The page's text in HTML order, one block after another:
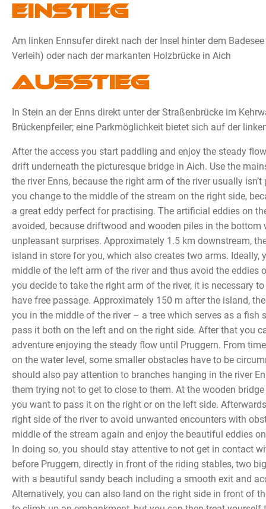
Einstieg
Am linken Ennsufer direkt nach der Insel hinter dem
Verleih) oder nach der markanten Holzbrücke in Aich
Ausstieg
In Stein an der Enns direkt unter der Straßenbrücke im
Brückenpfeiler; eine Parkmöglichkeit bietet sich auf der
After the access you start paddling and enjoy the steady
drift underneath the picturesque bridge in Aich. Use the
the river Enns, because the right arm of the river usually
you change to the middle of the stream on the right side,
a great eddy perfect for practising. The artificial eddies on
avoided, because driftwood and wooden piles in the bottom
unpleasant surprises. Approximately 1.5 km downstream,
island in store for you, which also creates two arms. Ideally,
middle of the left arm of the river and thus avoid the eddies
you decide to take the right arm of the river, it is necessary
have free passage. Approximately 150 m after the island,
you in the middle of the river – a tree which serves as a fish
pass it both on the left and on the right side. After that you
adventure enjoying the steady flow until Pruggern. From
on the water level, some smaller obstacles have to be
should also pay attention to branches hanging in the river
them trying not to get to close to them. At the wooden
you want to pass it on the right or on the left side.
right side of the river to avoid unwanted encounters with
middle of the stream again and enjoy the beautiful eddies
In doing so, you should stay attentive to not get in contact
before Pruggern, directly in front of the riding stables, two
with a beautiful sandy beach including a smooth exit and
Alternatively, you can also land on the right side in front of